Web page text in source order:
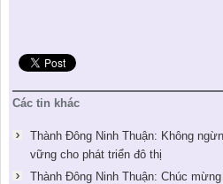
Các tin khác
Thành Đông Ninh Thuận: Không
vững cho phát triển đô thị
Thành Đông Ninh Thuận: Chúc